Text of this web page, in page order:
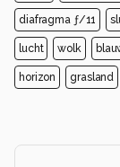
diafragma ƒ/11
lucht wolk
horizon grasland